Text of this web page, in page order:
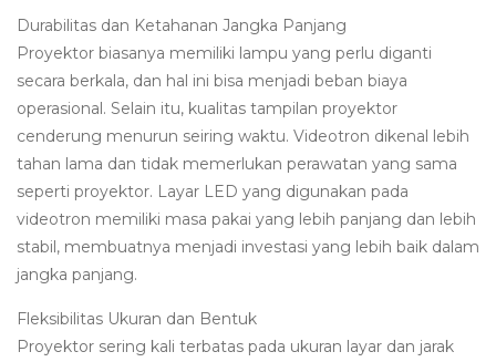
Durabilitas dan Ketahanan Jangka Panjang
Proyektor biasanya memiliki lampu yang perlu diganti
secara berkala, dan hal ini bisa menjadi beban biaya
operasional. Selain itu, kualitas tampilan proyektor
cenderung menurun seiring waktu. Videotron dikenal lebih
tahan lama dan tidak memerlukan perawatan yang sama
seperti proyektor. Layar LED yang digunakan pada
videotron memiliki masa pakai yang lebih panjang dan lebih
stabil, membuatnya menjadi investasi yang lebih baik dalam
jangka panjang.
Fleksibilitas Ukuran dan Bentuk
Proyektor sering kali terbatas pada ukuran layar dan jarak